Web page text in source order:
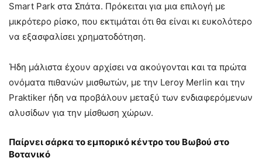
Smart Park στα Σπάτα. Πρόκειται για μια επιλογή με
μικρότερο ρίσκο, που εκτιμάται ότι θα είναι κι ευκολότερο
να εξασφαλίσει χρηματοδότηση.
Ήδη μάλιστα έχουν αρχίσει να ακούγονται και τα πρώτα
ονόματα πιθανών μισθωτών, με την Leroy Merlin και την
Praktiker ήδη να προβάλουν μεταξύ των ενδιαφερόμενων
αλυσίδων για την μίσθωση χώρων.
Παίρνει σάρκα το εμπορικό κέντρο του Βωβού στο
Βοτανικό